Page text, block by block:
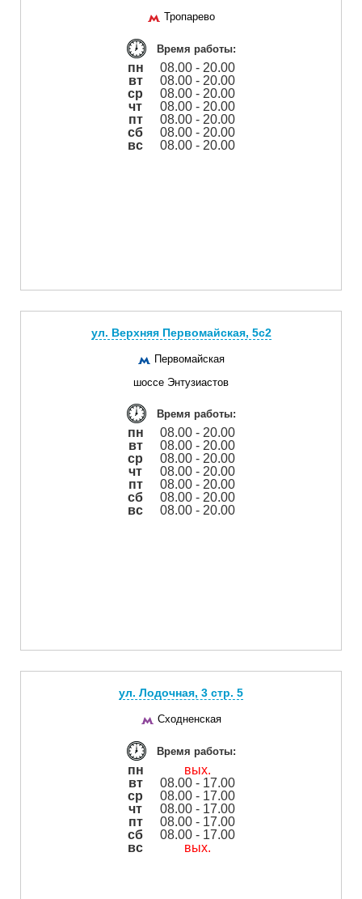
Тропарево
Время работы:
пн
08.00 - 20.00
вт
08.00 - 20.00
ср
08.00 - 20.00
чт
08.00 - 20.00
пт
08.00 - 20.00
сб
08.00 - 20.00
вс
08.00 - 20.00
ул. Верхняя Первомайская, 5с2
Первомайская
шоссе Энтузиастов
Время работы:
пн
08.00 - 20.00
вт
08.00 - 20.00
ср
08.00 - 20.00
чт
08.00 - 20.00
пт
08.00 - 20.00
сб
08.00 - 20.00
вс
08.00 - 20.00
ул. Лодочная, 3 cтр. 5
Сходненская
Время работы:
пн
вых.
вт
08.00 - 17.00
ср
08.00 - 17.00
чт
08.00 - 17.00
пт
08.00 - 17.00
сб
08.00 - 17.00
вс
вых.